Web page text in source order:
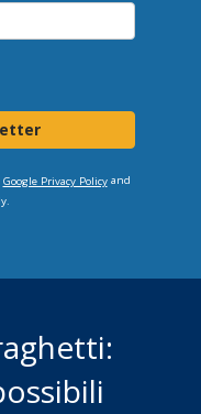
Google Privacy Policyand